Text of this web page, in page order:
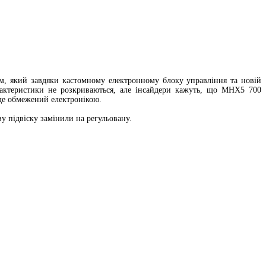
завдяки кастомному електронному блоку управління та новій
не розкриваються, але інсайдери кажуть, що MHX5 700
обмежений електронікою.
замінили на регульовану.